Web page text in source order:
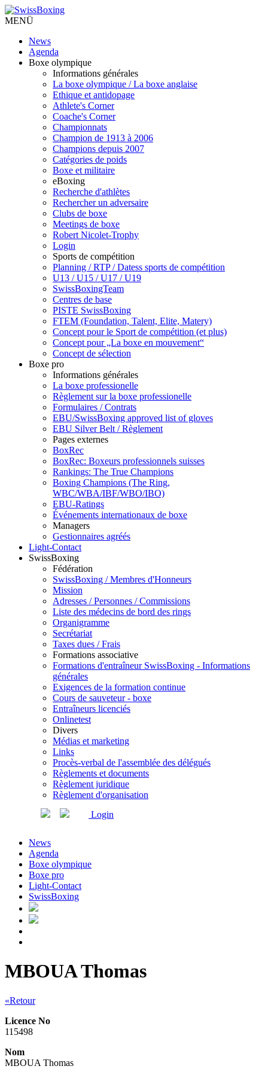
MENÜ
News
Agenda
Boxe olympique
Informations générales
La boxe olympique / La boxe anglaise
Ethique et antidopage
Athlete's Corner
Coache's Corner
Championnats
Champion de 1913 à 2006
Champions depuis 2007
Catégories de poids
Boxe et militaire
eBoxing
Recherche d'athlètes
Rechercher un adversaire
Clubs de boxe
Meetings de boxe
Robert Nicolet-Trophy
Login
Sports de compétition
Planning / RTP / Datess sports de compétition
U13 / U15 / U17 / U19
SwissBoxingTeam
Centres de base
PISTE SwissBoxing
FTEM (Foundation, Talent, Elite, Matery)
Concept pour le Sport de compétition (et plus)
Concept pour „La boxe en mouvement“
Concept de sélection
Boxe pro
Informations générales
La boxe professionelle
Règlement sur la boxe professionelle
Formulaires / Contrats
EBU/SwissBoxing approved list of gloves
EBU Silver Belt / Règlement
Pages externes
BoxRec
BoxRec: Boxeurs professionnels suisses
Rankings: The True Champions
Boxing Champions (The Ring,
WBC/WBA/IBF/WBO/IBO)
EBU-Ratings
Événements internationaux de boxe
Managers
Gestionnaires agréés
Light-Contact
SwissBoxing
Fédération
SwissBoxing / Membres d'Honneurs
Mission
Adresses / Personnes / Commissions
Liste des médecins de bord des rings
Organigramme
Secrétariat
Taxes dues / Frais
Formations associative
Formations d'entraîneur SwissBoxing - Informations
générales
Exigences de la formation continue
Cours de sauveteur - boxe
Entraîneurs licenciés
Onlinetest
Divers
Médias et marketing
Links
Procès-verbal de l'assemblée des délégués
Règlements et documents
Règlement juridique
Règlement d'organisation
Login
News
Agenda
Boxe olympique
Boxe pro
Light-Contact
SwissBoxing
MBOUA Thomas
«Retour
Licence No
115498
Nom
MBOUA Thomas